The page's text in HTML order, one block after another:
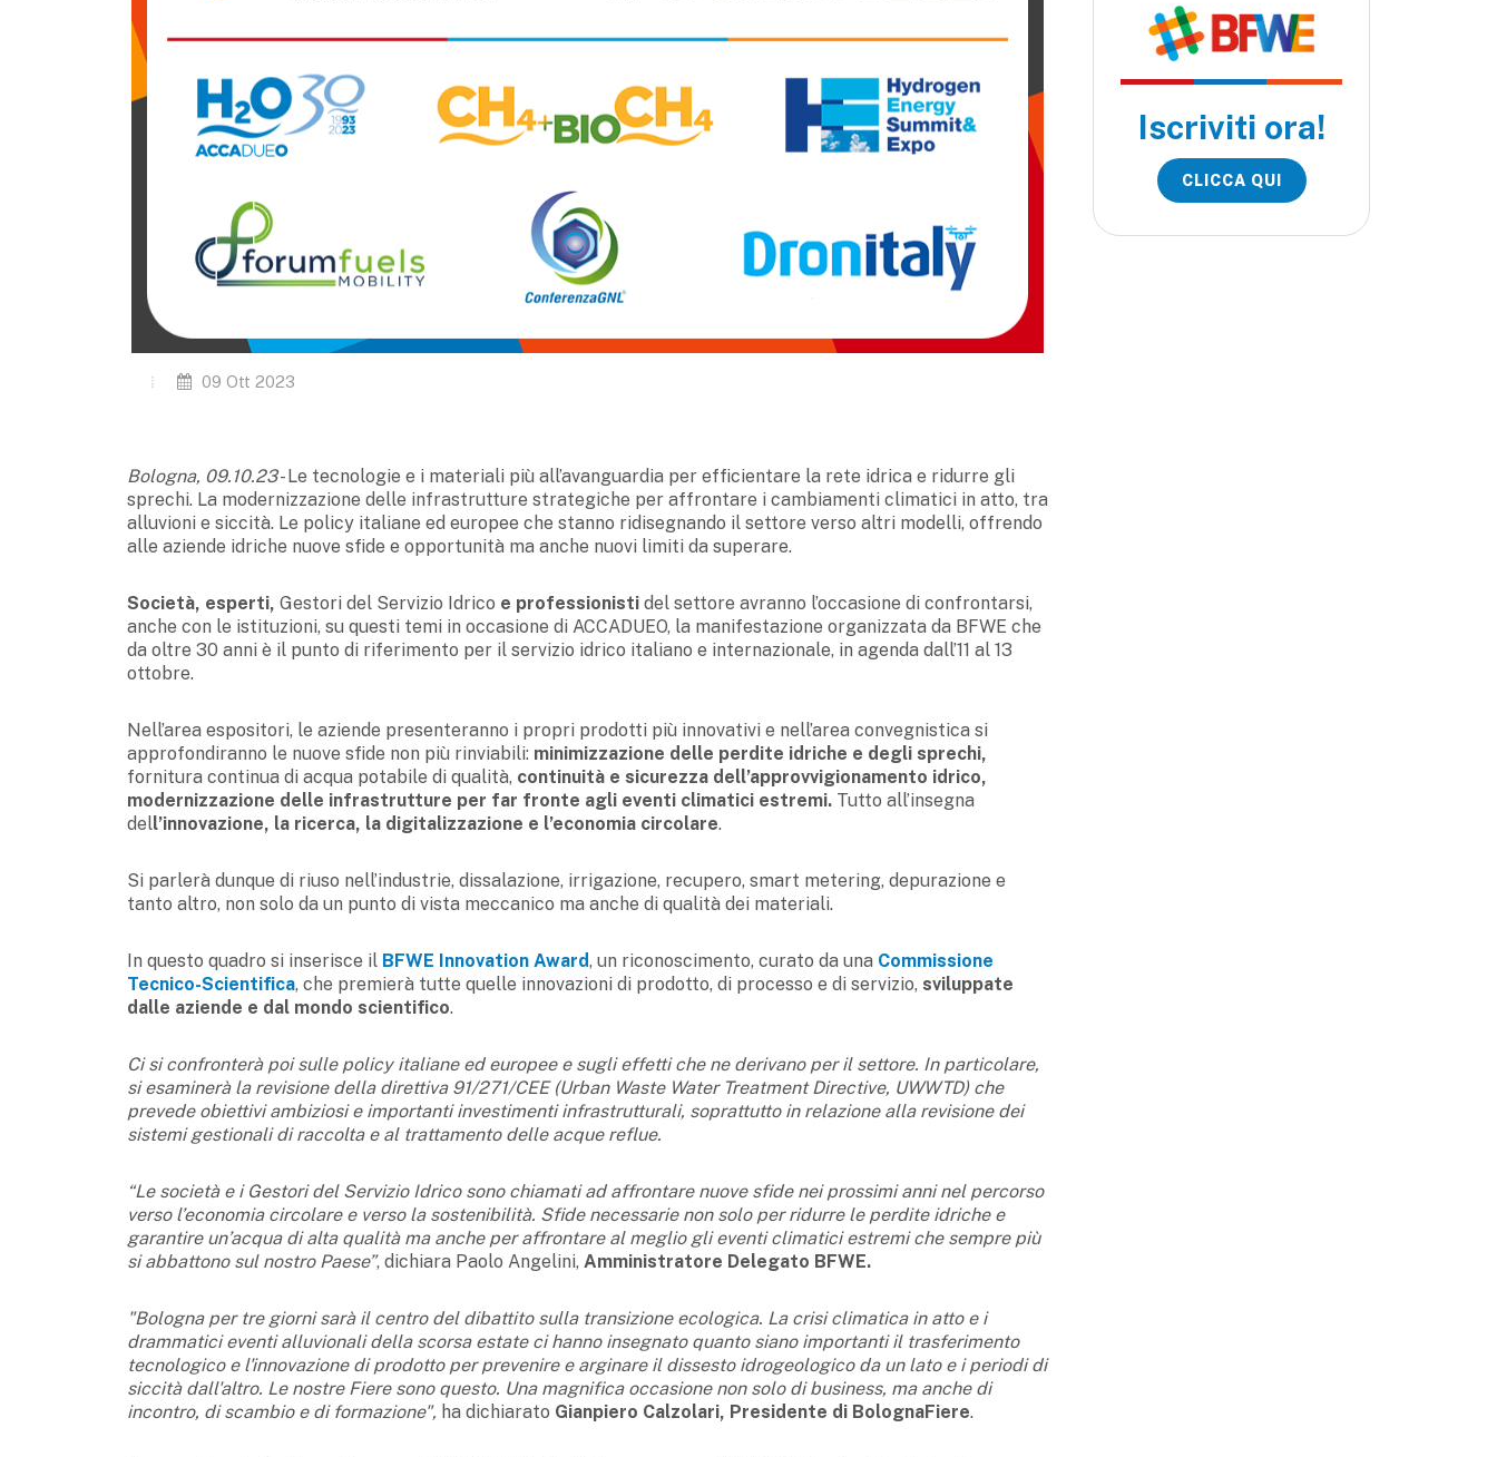
09 Ott 2023
Bologna, 09.10.23- Le tecnologie e i materiali più all’avanguardia per efficientare la rete idrica e ridurre gli
sprechi. La modernizzazione delle infrastrutture strategiche per affrontare i cambiamenti climatici in atto, tra
alluvioni e siccità. Le policy italiane ed europee che stanno ridisegnando il settore verso altri modelli, offrendo
alle aziende idriche nuove sfide e opportunità ma anche nuovi limiti da superare.
Società, esperti, Gestori del Servizio Idrico e professionisti del settore avranno l’occasione di confrontarsi,
anche con le istituzioni, su questi temi in occasione di ACCADUEO, la manifestazione organizzata da BFWE che
da oltre 30 anni è il punto di riferimento per il servizio idrico italiano e internazionale, in agenda dall’11 al 13
ottobre.
Nell’area espositori, le aziende presenteranno i propri prodotti più innovativi e nell’area convegnistica si
approfondiranno le nuove sfide non più rinviabili: minimizzazione delle perdite idriche e degli sprechi,
fornitura continua di acqua potabile di qualità, continuità e sicurezza dell’approvvigionamento idrico,
modernizzazione delle infrastrutture per far fronte agli eventi climatici estremi. Tutto all’insegna
dell’innovazione, la ricerca, la digitalizzazione e l’economia circolare.
Si parlerà dunque di riuso nell’industrie, dissalazione, irrigazione, recupero, smart metering, depurazione e
tanto altro, non solo da un punto di vista meccanico ma anche di qualità dei materiali.
In questo quadro si inserisce il BFWE Innovation Award, un riconoscimento, curato da una Commissione
Tecnico-Scientifica, che premierà tutte quelle innovazioni di prodotto, di processo e di servizio, sviluppate
dalle aziende e dal mondo scientifico.
Ci si confronterà poi sulle policy italiane ed europee e sugli effetti che ne derivano per il settore. In particolare,
si esaminerà la revisione della direttiva 91/271/CEE (Urban Waste Water Treatment Directive, UWWTD) che
prevede obiettivi ambiziosi e importanti investimenti infrastrutturali, soprattutto in relazione alla revisione dei
sistemi gestionali di raccolta e al trattamento delle acque reflue.
“Le società e i Gestori del Servizio Idrico sono chiamati ad affrontare nuove sfide nei prossimi anni nel percorso
verso l’economia circolare e verso la sostenibilità. Sfide necessarie non solo per ridurre le perdite idriche e
garantire un’acqua di alta qualità ma anche per affrontare al meglio gli eventi climatici estremi che sempre più
si abbattono sul nostro Paese”, dichiara Paolo Angelini, Amministratore Delegato BFWE.
"Bologna per tre giorni sarà il centro del dibattito sulla transizione ecologica. La crisi climatica in atto e i
drammatici eventi alluvionali della scorsa estate ci hanno insegnato quanto siano importanti il trasferimento
tecnologico e l'innovazione di prodotto per prevenire e arginare il dissesto idrogeologico da un lato e i periodi di
siccità dall'altro. Le nostre Fiere sono questo. Una magnifica occasione non solo di business, ma anche di
incontro, di scambio e di formazione", ha dichiarato Gianpiero Calzolari, Presidente di BolognaFiere.
Iscriviti ora!
CLICCA QUI